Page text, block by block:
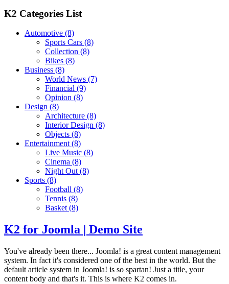
K2 Categories List
Automotive (8)
Sports Cars (8)
Collection (8)
Bikes (8)
Business (8)
World News (7)
Financial (9)
Opinion (8)
Design (8)
Architecture (8)
Interior Design (8)
Objects (8)
Entertainment (8)
Live Music (8)
Cinema (8)
Night Out (8)
Sports (8)
Football (8)
Tennis (8)
Basket (8)
K2 for Joomla | Demo Site
You've already been there... Joomla! is a great content management
system. In fact it's considered one of the best in the world. But the
default article system in Joomla! is so spartan! Just a title, your
content body and that's it. This is where K2 comes in.